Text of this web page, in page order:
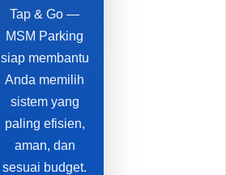
Tap & Go —
MSM Parking
siap membantu
Anda memilih
sistem yang
paling efisien,
aman, dan
sesuai budget.